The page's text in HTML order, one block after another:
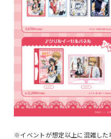
※イベントが想定以上に混雑した